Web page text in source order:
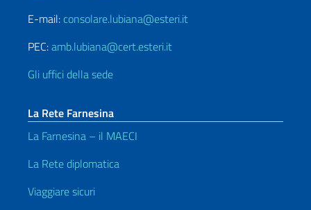
E-mail: consolare.lubiana@esteri.it
PEC:amb.lubiana@cert.esteri.it
Gli uffici della sede
La Rete Farnesina
La Farnesina – il MAECI
La Rete diplomatica
Viaggiare sicuri